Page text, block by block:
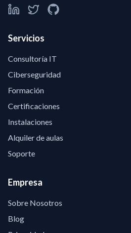
Servicios
Consultoría IT
Ciberseguridad
Formación
Certificaciones
Instalaciones
Alquiler de aulas
Soporte
Empresa
Sobre Nosotros
Blog